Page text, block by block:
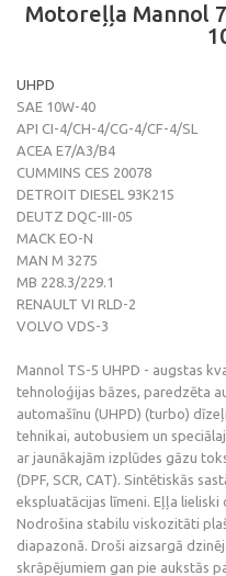
Motoreļļa Mannol
UHPD
SAE 10W-40
API CI-4/CH-4/CG-4/CF-4/SL
ACEA E7/A3/B4
CUMMINS CES 20078
DETROIT DIESEL 93K215
DEUTZ DQC-III-05
MACK EO-N
MAN M 3275
MB 228.3/229.1
RENAULT VI RLD-2
VOLVO VDS-3
Mannol TS-5 UHPD - augstas
tehnoloģijas bāzes, paredzēta
automašīnu (UHPD) (turbo)
tehnikai, autobusiem un
ar jaunākajām izplūdes gāzu
(DPF, SCR, CAT). Sintētiskās
ekspluatācijas līmeni. Eļļa
Nodrošina stabilu viskozitāti
diapazonā. Droši aizsargā
skrāpējumiem gan pie aukstās